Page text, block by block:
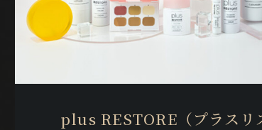
plus RESTORE（プラスリ